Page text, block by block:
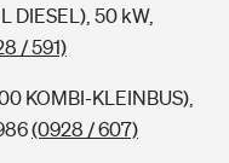
DIESEL), 50 kW,
/ 591)
KOMBI-KLEINBUS),
(0928 / 607)